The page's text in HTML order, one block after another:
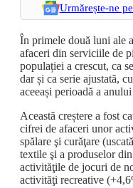
Urmărește-ne
În primele două luni ale
afaceri din serviciile de
populației a crescut, ca
dar și ca serie ajustată,
aceeași perioadă a
Această creștere a fost
cifrei de afaceri unor
spălare şi curăţare
textile şi a produselor
activităţile de jocuri de
activităţi recreative